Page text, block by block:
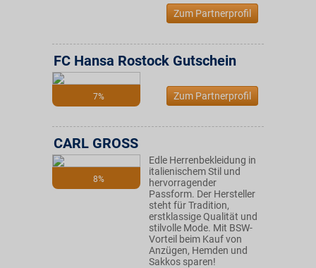
Zum Partnerprofil
7%
FC Hansa Rostock Gutschein
Zum Partnerprofil
8%
CARL GROSS
Edle Herrenbekleidung in
italienischem Stil und
hervorragender
Passform. Der Hersteller
steht für Tradition,
erstklassige Qualität und
stilvolle Mode. Mit BSW-
Vorteil beim Kauf von
Anzügen, Hemden und
Sakkos sparen!